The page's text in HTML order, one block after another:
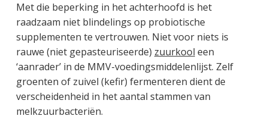
Met die beperking in het achterhoofd is het
raadzaam niet blindelings op probiotische
supplementen te vertrouwen. Niet voor niets is
rauwe (niet gepasteuriseerde) zuurkool een
‘aanrader’ in de MMV-voedingsmiddelenlijst. Zelf
groenten of zuivel (kefir) fermenteren dient de
verscheidenheid in het aantal stammen van
melkzuurbacteriën.